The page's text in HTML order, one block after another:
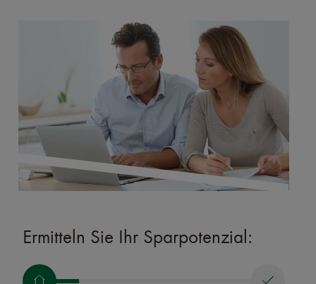
Ermitteln Sie Ihr Sparpotenzial: